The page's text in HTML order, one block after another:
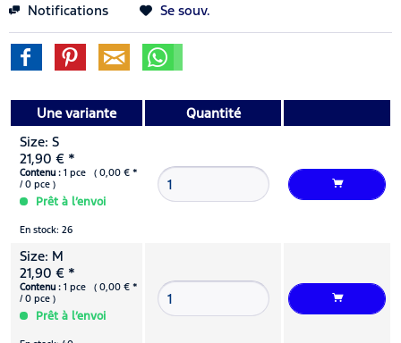
Notifications Se souv.
Une variante
Quantité
Size: S
21,90 € *
Contenu : 1 pce ( 0,00 € *
/ 0 pce )
Prêt à l’envoi
En stock: 26
Size: M
21,90 € *
Contenu : 1 pce ( 0,00 € *
/ 0 pce )
Prêt à l’envoi